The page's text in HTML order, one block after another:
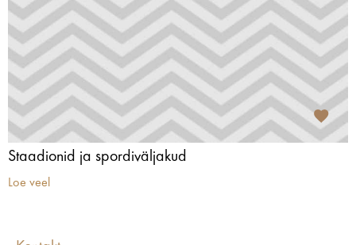
Staadionid ja spordiväljakud
Loe veel